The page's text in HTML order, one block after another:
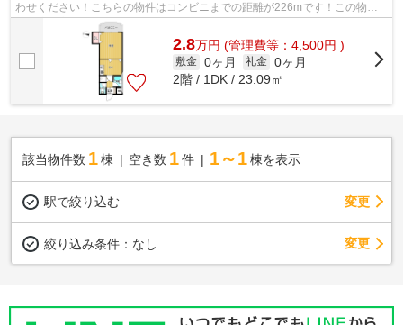
わせください！こちらの物件はコンビニまでの距離が226mです！この物件
は強度の高いRC構造です！お家でパソコン...
2.8万円 (管理費等：4,500円 )
敷金 0ヶ月 礼金 0ヶ月
2階 / 1DK / 23.09㎡
該当物件数 1棟 空き数 1 件 1～1 棟を表示
駅で絞り込む 変更
絞り込み条件： なし 変更